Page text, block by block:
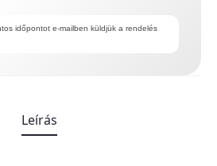
időpontot e-mailben küldjük a rendelés
Leírás